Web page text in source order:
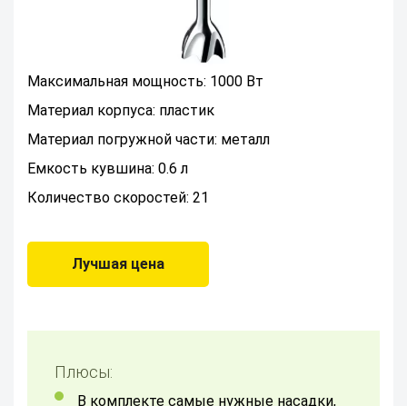
Максимальная мощность: 1000 Вт
Материал корпуса: пластик
Материал погружной части: металл
Емкость кувшина: 0.6 л
Количество скоростей: 21
Лучшая цена
Плюсы:
в комплекте самые нужные насадки,